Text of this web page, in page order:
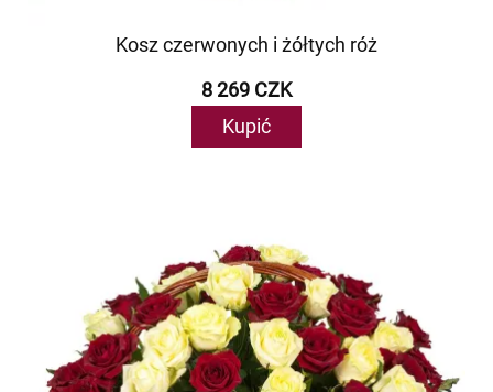
Kosz czerwonych i żółtych róż
8 269 CZK
Kupić